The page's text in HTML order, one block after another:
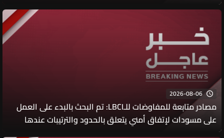
2026-08-06
مصادر متابعة للمفاوضات للـLBCI: تم البحث بالبدء على العمل
على مسودات لإتفاق أمني يتعلق بالحدود والترتيبات عندها